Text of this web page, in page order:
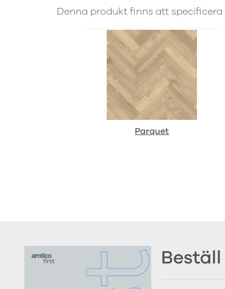
Denna produkt finns att specificera
Parquet